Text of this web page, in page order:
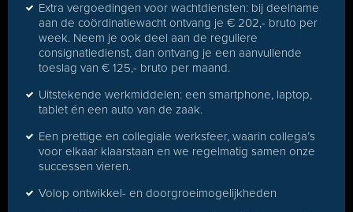
Extra vergoedingen voor wachtdiensten: bij deelname
aan de coördinatiewacht ontvang je € 202,- bruto per
week. Neem je ook deel aan de reguliere
consignatiedienst, dan ontvang je een aanvullende
toeslag van € 125,- bruto per maand.
Uitstekende werkmiddelen: een smartphone, laptop,
tablet én een auto van de zaak.
Een prettige en collegiale werksfeer, waarin collega’s
voor elkaar klaarstaan en we regelmatig samen onze
successen vieren.
Volop ontwikkel- en doorgroeimogelijkheden